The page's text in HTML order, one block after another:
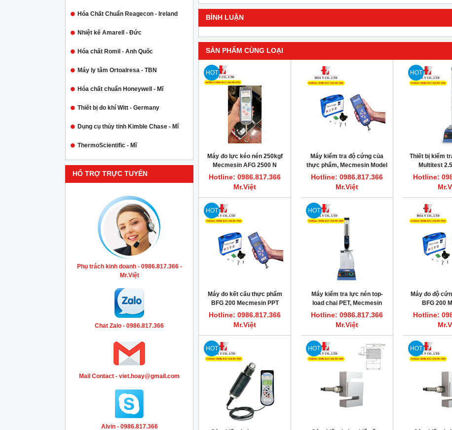
Hóa Chất Chuẩn Reagecon - Ireland
Nhiệt kế Amarell - Đức
Hóa chất Romil - Anh Quốc
Máy ly tâm Ortoalresa - TBN
Hóa chất chuẩn Honeywell - Mĩ
Thiết bị đo khí Witt - Germany
Dụng cụ thủy tinh Kimble Chase - Mĩ
ThermoScientific - Mĩ
HỔ TRỢ TRỰC TUYẾN
Phụ trách kinh doanh - 0986.817.366 -
Mr.Việt
Chat Zalo - 0986.817.366
Mail Contact - viet.hoay@gmail.com
Alvin - 0986.817.366
BÌNH LUẬN
SẢN PHẨM CÙNG LOẠI
HOT
Máy đo lực kéo nén 250kgf
Mecmesin AFG 2500 N
Hotline: 0986.817.366
Mr.Việt
Máy kiểm tra độ cứng của
thực phẩm, Mecmesin Model
BFG 200N
Hotline: 0986.817.366
Mr.Việt
HOT
Thiết bị kiểm
Multitest
Hotline:
HOT
Máy đo kết cấu thực phẩm
BFG 200 Mecmesin PPT
Group
Hotline: 0986.817.366
Mr.Việt
HOT
Máy kiểm tra lực nén top-
load chai PET, Mecmesin
MultiTest-dV 2.5kN
Hotline: 0986.817.366
Mr.Việt
Máy đo độ
BFG 200
Hotline:
HOT HOT HOT